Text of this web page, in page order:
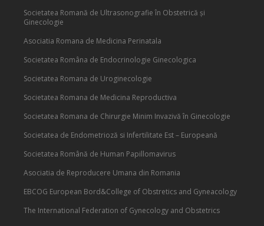
Societatea Romană de Ultrasonografie în Obstetrică și
Ginecologie
Asociatia Romana de Medicina Perinatala
Societatea Româna de Endocrinologie Ginecologica
Societatea Romana de Uroginecologie
Societatea Romana de Medicina Reproductiva
Societatea Romana de Chirurgie Minim Invazivă în Ginecologie
Societatea de Endometrioză si Infertilitate Est – Europeană
Societatea Română de Human Papillomavirus
Asociatia de Reproducere Umana din Romania
EBCOG European Bord&College of Obstretics and Gyneacology
The International Federation of Gynecology and Obstetrics